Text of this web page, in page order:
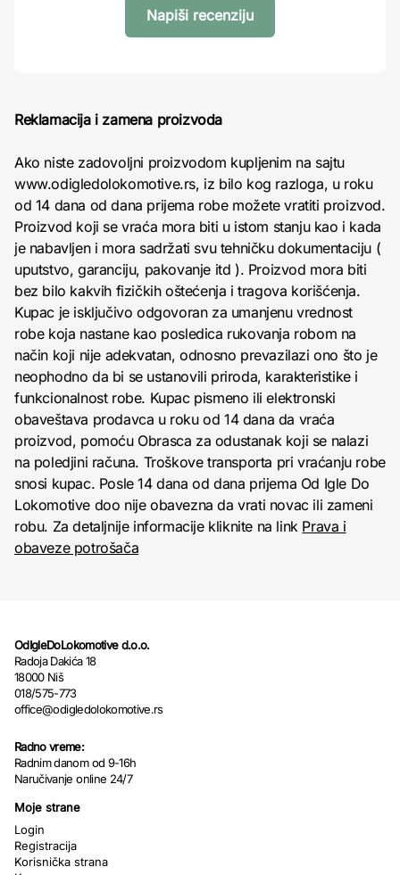
Napiši recenziju
Reklamacija i zamena proizvoda
Ako niste zadovoljni proizvodom kupljenim na sajtu
www.odigledolokomotive.rs, iz bilo kog razloga, u roku
od 14 dana od dana prijema robe možete vratiti proizvod.
Proizvod koji se vraća mora biti u istom stanju kao i kada
je nabavljen i mora sadržati svu tehničku dokumentaciju (
uputstvo, garanciju, pakovanje itd ). Proizvod mora biti
bez bilo kakvih fizičkih oštećenja i tragova korišćenja.
Kupac je isključivo odgovoran za umanjenu vrednost
robe koja nastane kao posledica rukovanja robom na
način koji nije adekvatan, odnosno prevazilazi ono što je
neophodno da bi se ustanovili priroda, karakteristike i
funkcionalnost robe. Kupac pismeno ili elektronski
obaveštava prodavca u roku od 14 dana da vraća
proizvod, pomoću Obrasca za odustanak koji se nalazi
na poledjini računa. Troškove transporta pri vraćanju robe
snosi kupac. Posle 14 dana od dana prijema Od Igle Do
Lokomotive doo nije obavezna da vrati novac ili zameni
robu. Za detaljnije informacije kliknite na link Prava i
obaveze potrošača
OdIgleDoLokomotive d.o.o.
Radoja Dakića 18
18000 Niš
018/575-773
office@odigledolokomotive.rs
Radno vreme:
Radnim danom od 9-16h
Naručivanje online 24/7
Moje strane
Login
Registracija
Korisnička strana